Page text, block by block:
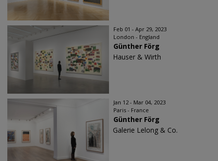
Feb 01 - Apr 29, 2023
London - England
Günther Förg
Hauser & Wirth
Jan 12 - Mar 04, 2023
Paris - France
Günther Förg
Galerie Lelong & Co.